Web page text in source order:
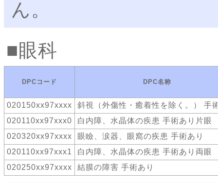
ん。
眼科
DPCコード DPC名称
020150xx97xxxx
斜視（外傷性・癒着性を除く。） 手
020110xx97xxx0
白内障、水晶体の疾患 手術あり片眼
020320xx97xxxx
眼瞼、涙器、眼窩の疾患 手術あり
020110xx97xxx1
白内障、水晶体の疾患 手術あり両眼
020250xx97xxxx
結膜の障害 手術あり